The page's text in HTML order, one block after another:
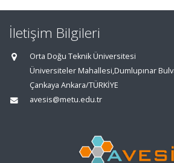
İletişim Bilgileri
Orta Doğu Teknik Üniversitesi
Üniversiteler Mahallesi,Dumlupınar
Çankaya Ankara/TÜRKİYE
avesis@metu.edu.tr